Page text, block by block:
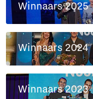
Winnaars 2025
Winnaars 2024
Winnaars 2023